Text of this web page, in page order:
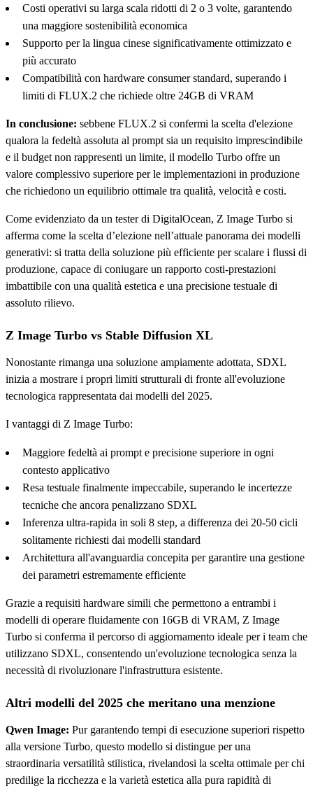
Costi operativi su larga scala ridotti di 2 o 3 volte, garantendo
una maggiore sostenibilità economica
Supporto per la lingua cinese significativamente ottimizzato e
più accurato
Compatibilità con hardware consumer standard, superando i
limiti di FLUX.2 che richiede oltre 24GB di VRAM
In conclusione: sebbene FLUX.2 si confermi la scelta d'elezione
qualora la fedeltà assoluta al prompt sia un requisito imprescindibile
e il budget non rappresenti un limite, il modello Turbo offre un
valore complessivo superiore per le implementazioni in produzione
che richiedono un equilibrio ottimale tra qualità, velocità e costi.
Come evidenziato da un tester di DigitalOcean, Z Image Turbo si
afferma come la scelta d’elezione nell’attuale panorama dei modelli
generativi: si tratta della soluzione più efficiente per scalare i flussi di
produzione, capace di coniugare un rapporto costi-prestazioni
imbattibile con una qualità estetica e una precisione testuale di
assoluto rilievo.
Z Image Turbo vs Stable Diffusion XL
Nonostante rimanga una soluzione ampiamente adottata, SDXL
inizia a mostrare i propri limiti strutturali di fronte all'evoluzione
tecnologica rappresentata dai modelli del 2025.
I vantaggi di Z Image Turbo:
Maggiore fedeltà ai prompt e precisione superiore in ogni
contesto applicativo
Resa testuale finalmente impeccabile, superando le incertezze
tecniche che ancora penalizzano SDXL
Inferenza ultra-rapida in soli 8 step, a differenza dei 20-50 cicli
solitamente richiesti dai modelli standard
Architettura all'avanguardia concepita per garantire una gestione
dei parametri estremamente efficiente
Grazie a requisiti hardware simili che permettono a entrambi i
modelli di operare fluidamente con 16GB di VRAM, Z Image
Turbo si conferma il percorso di aggiornamento ideale per i team che
utilizzano SDXL, consentendo un'evoluzione tecnologica senza la
necessità di rivoluzionare l'infrastruttura esistente.
Altri modelli del 2025 che meritano una menzione
Qwen Image: Pur garantendo tempi di esecuzione superiori rispetto
alla versione Turbo, questo modello si distingue per una
straordinaria versatilità stilistica, rivelandosi la scelta ottimale per chi
predilige la ricchezza e la varietà estetica alla pura rapidità di